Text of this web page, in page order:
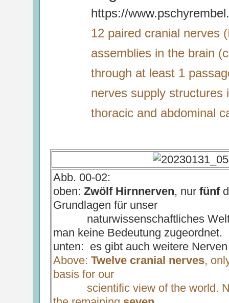
https://
12 paired cranial nerves
assemblies in the brain
through at least 1
nerves supply structures
thoracic and abdominal
Abb. 00-02:
oben: Zwölf Hirnnerven, nurfünf
Grundlagen für unser
naturwissenschaftliches
man keine Bedeutung zugeordnet.
unten: es gibt auch weitere
Above:Twelve cranial nerves,
basis for our
scientific view of the world. No